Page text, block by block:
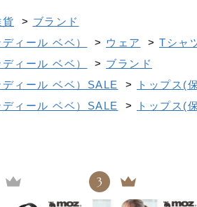
> ブランド
ィール ベベ） > ウェア > Tシャ
ィール ベベ） > ブランド
ィール ベベ）SALE >
トップス(
ィール ベベ）SALE > トップス(
3